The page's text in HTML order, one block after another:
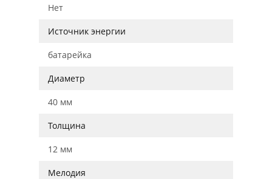
Нет
Источник энергии
батарейка
Диаметр
40 мм
Толщина
12 мм
Мелодия